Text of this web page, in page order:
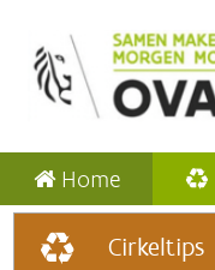
Home
Cirkeltips